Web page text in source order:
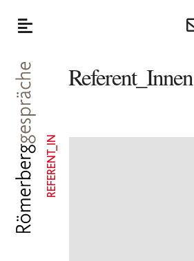
Referent_Innen
REFERENT_IN